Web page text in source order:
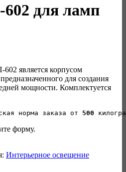
для ламп
является корпусом
для создания
мощности. Комплектуется
норма заказа от 500
форму.
Интерьерное освещение